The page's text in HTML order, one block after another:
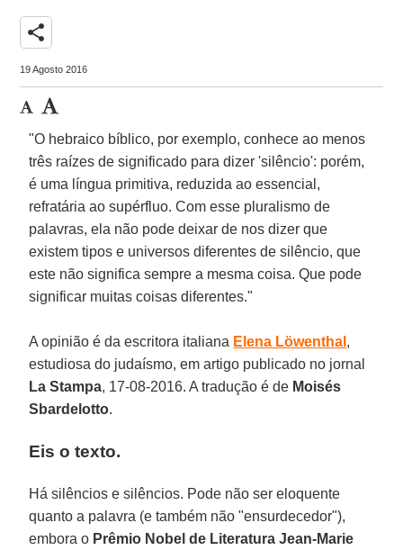
share
19 Agosto 2016
"O hebraico bíblico, por exemplo, conhece ao menos
três raízes de significado para dizer 'silêncio': porém,
é uma língua primitiva, reduzida ao essencial,
refratária ao supérfluo. Com esse pluralismo de
palavras, ela não pode deixar de nos dizer que
existem tipos e universos diferentes de silêncio, que
este não significa sempre a mesma coisa. Que pode
significar muitas coisas diferentes."
A opinião é da escritora italiana Elena Löwenthal ,
estudiosa do judaísmo, em artigo publicado no jornal
La Stampa, 17-08-2016. A tradução é de Moisés
Sbardelotto.
Eis o texto.
Há silêncios e silêncios. Pode não ser eloquente
quanto a palavra (e também não "ensurdecedor"),
embora o Prêmio Nobel de Literatura Jean-Marie